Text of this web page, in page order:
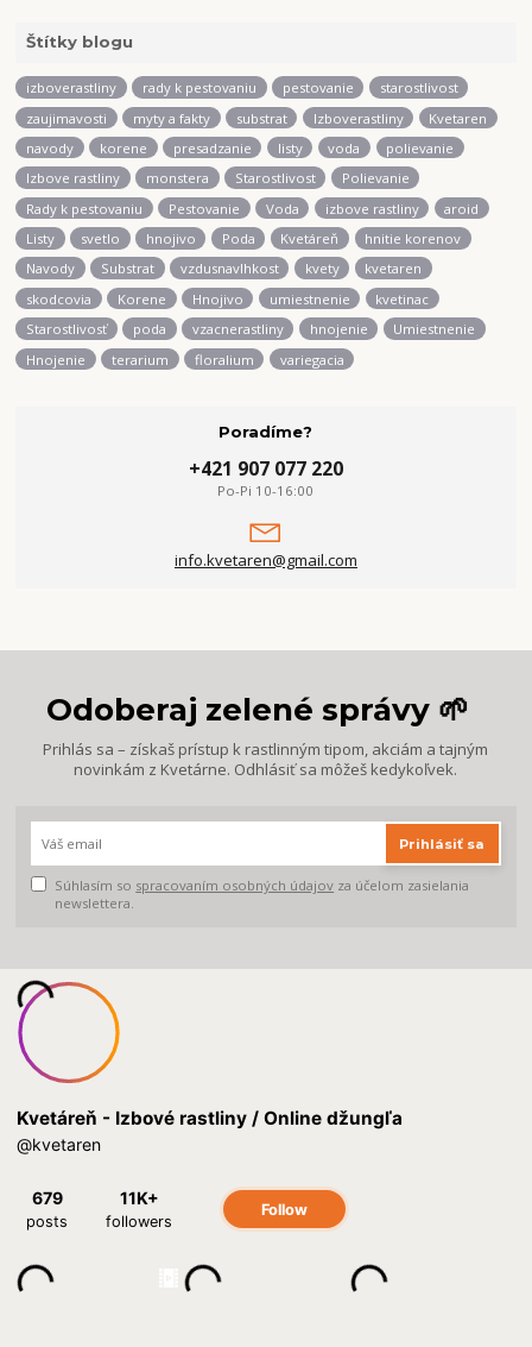
Štítky blogu
izboverastliny rady k pestovaniu pestovanie
starostlivost
zaujimavosti
myty a fakty substrat Izboverastliny
Kvetaren
navody
korene presadzanie listy voda
polievanie
Izbove rastliny
monstera Starostlivost
Polievanie
Rady k pestovaniu
Pestovanie Voda izbove rastliny
aroid
Listy
svetlo hnojivo Poda Kvetáreň
hnitie korenov
Navody
Substrat vzdusnavlhkost kvety
kvetaren
skodcovia
Korene Hnojivo umiestnenie
kvetinac
Starostlivosť
poda vzacnerastliny hnojenie
Umiestnenie
Hnojenie
terarium floralium variegacia
Poradíme?
+421 907 077 220
Po-Pi 10-16:00
info.kvetaren@gmail.com
Odoberaj zelené správy 🌱
Prihlás sa – získaš prístup k rastlinným tipom, akciám a tajným
novinkám z Kvetárne. Odhlásiť sa môžeš kedykoľvek.
Prihlásiť sa
Súhlasím so spracovaním osobných údajov za účelom zasielania
newslettera.